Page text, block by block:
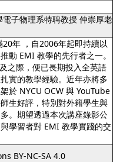
電子物理系特聘教授 仲崇厚老
年 ，自2006年起即持續以
動 EMI 教學的先行者之一。
之際，便已長期投入全英語
實的教學經驗。近年亦將多
於 NYCU OCW 與 YouTube
生好評，特別對外籍學生與
。期望透過本次講座錄影公
學習者對 EMI 教學實踐的交
BY-NC-SA 4.0